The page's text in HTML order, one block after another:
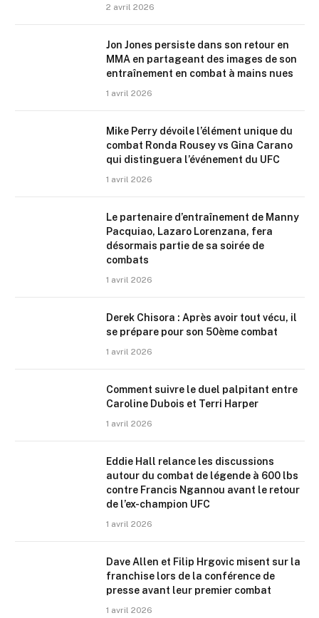
2 avril 2026
Jon Jones persiste dans son retour en
MMA en partageant des images de son
entraînement en combat à mains nues
1 avril 2026
Mike Perry dévoile l’élément unique du
combat Ronda Rousey vs Gina Carano
qui distinguera l’événement du UFC
1 avril 2026
Le partenaire d’entraînement de Manny
Pacquiao, Lazaro Lorenzana, fera
désormais partie de sa soirée de
combats
1 avril 2026
Derek Chisora : Après avoir tout vécu, il
se prépare pour son 50ème combat
1 avril 2026
Comment suivre le duel palpitant entre
Caroline Dubois et Terri Harper
1 avril 2026
Eddie Hall relance les discussions
autour du combat de légende à 600 lbs
contre Francis Ngannou avant le retour
de l’ex-champion UFC
1 avril 2026
Dave Allen et Filip Hrgovic misent sur la
franchise lors de la conférence de
presse avant leur premier combat
1 avril 2026